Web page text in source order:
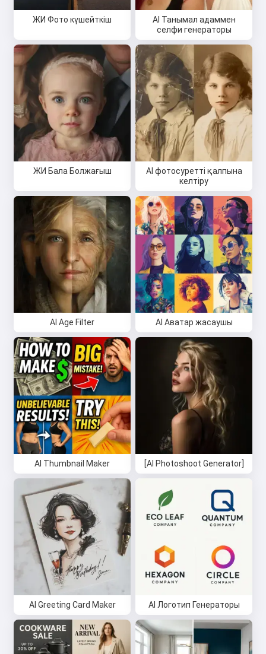
ЖИ Фото күшейткіш
AI Танымал адаммен
селфи генераторы
ЖИ Бала Болжағыш
AI фотосуретті қалпына
келтіру
AI Age Filter AI Аватар жасаушы
AI Thumbnail Maker [AI Photoshoot Generator]
AI Greeting Card Maker AI Логотип Генераторы